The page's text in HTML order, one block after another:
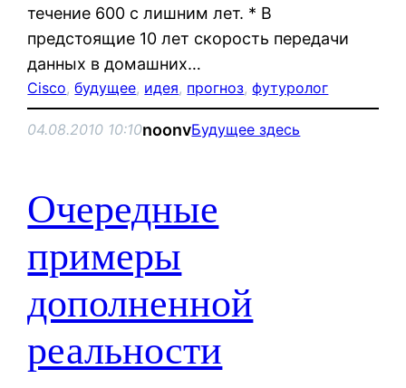
течение 600 с лишним лет. * В
предстоящие 10 лет скорость передачи
данных в домашних…
Cisco, будущее, идея, прогноз, футуролог
04.08.2010 10:10noonvБудущее здесь
Очередные
примеры
дополненной
реальности